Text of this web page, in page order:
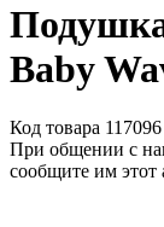
Baby
Код товара 117096
При общении с
сообщите им